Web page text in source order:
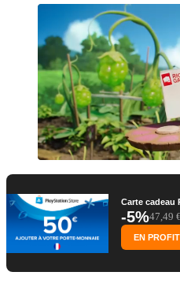
Carte cadeau
-5%47,49
EN